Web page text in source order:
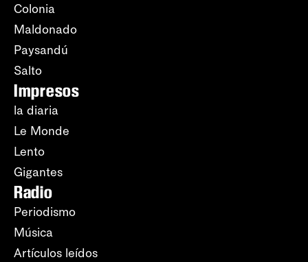
Colonia
Maldonado
Paysandú
Salto
Impresos
la diaria
Le Monde
Lento
Gigantes
Radio
Periodismo
Música
Artículos leídos